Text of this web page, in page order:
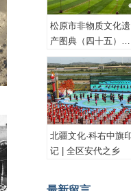
松原市非物质文化遗
产图典（四十五）蒙
古族安代舞
北疆文化·科右中旗
记 | 全区安代之乡